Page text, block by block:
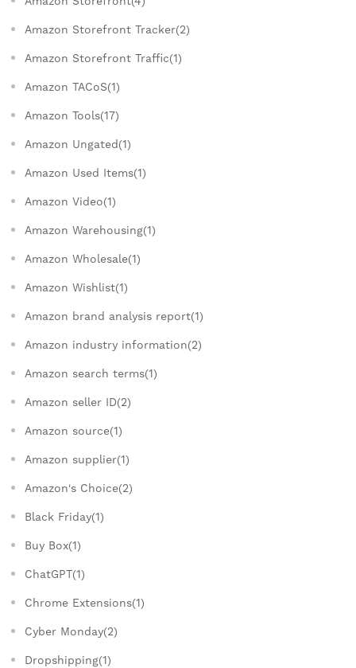
Amazon Storefront Tracker(2)
Amazon Storefront Traffic(1)
Amazon TACoS(1)
Amazon Tools(17)
Amazon Ungated(1)
Amazon Used Items(1)
Amazon Video(1)
Amazon Warehousing(1)
Amazon Wholesale(1)
Amazon Wishlist(1)
Amazon brand analysis report(1)
Amazon industry information(2)
Amazon search terms(1)
Amazon seller ID(2)
Amazon source(1)
Amazon supplier(1)
Amazon's Choice(2)
Black Friday(1)
Buy Box(1)
ChatGPT(1)
Chrome Extensions(1)
Cyber Monday(2)
Dropshipping(1)